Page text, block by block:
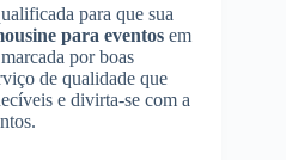
para que sua
para eventos em
por boas
de qualidade que
e divirta-se com a